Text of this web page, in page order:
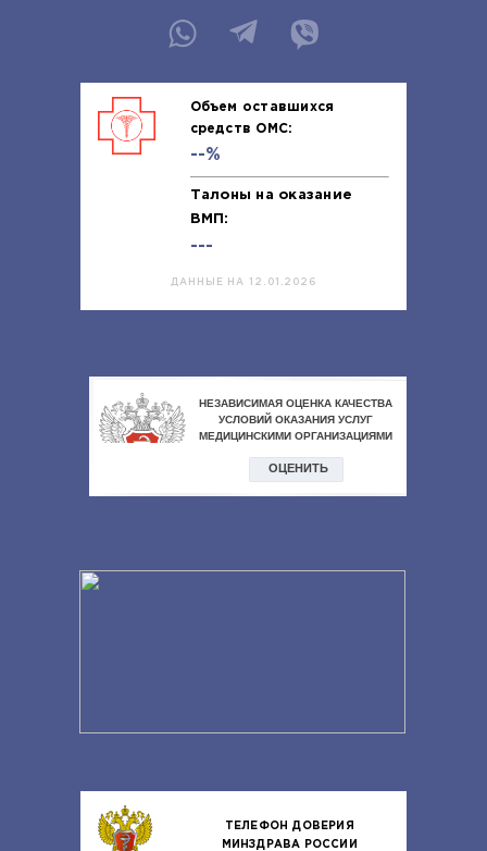
Объем оставшихся
средств ОМС:
--%
Талоны на оказание
ВМП:
---
ДАННЫЕ НА 12.01.2026
ТЕЛЕФОН ДОВЕРИЯ
МИНЗДРАВА РОССИИ